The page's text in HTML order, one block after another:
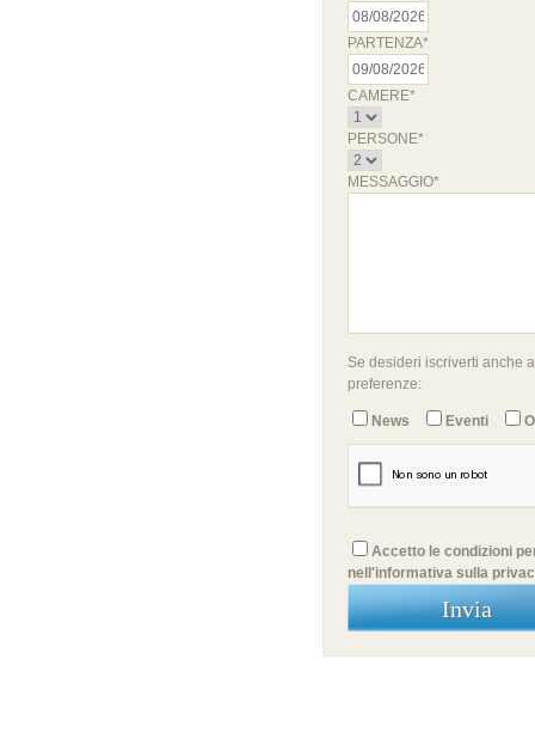
PARTENZA*
CAMERE*
PERSONE*
MESSAGGIO*
Se desideri iscriverti anche
preferenze:
News Eventi
Accetto le condizioni
nell'informativa sulla